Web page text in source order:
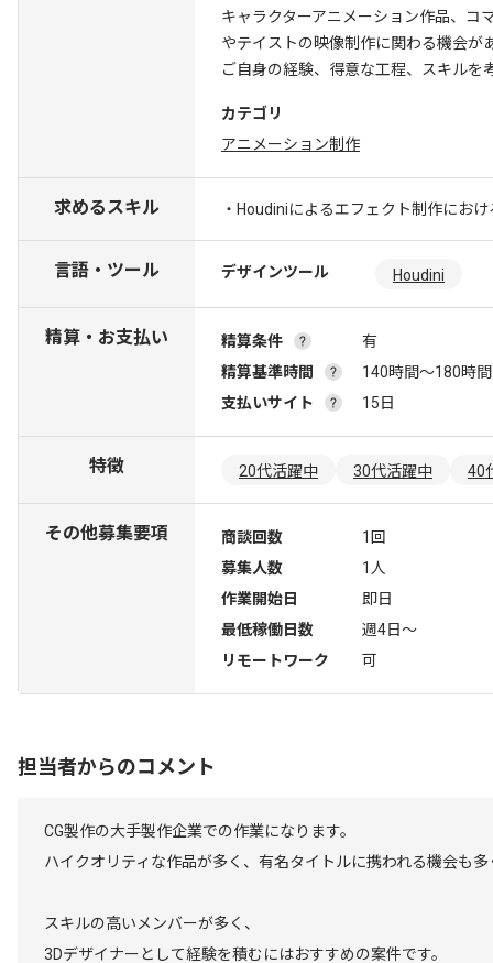
キャラクターアニメーション作品、コ
やテイストの映像制作に関わる機会が
ご自身の経験、得意な工程、スキルを
カテゴリ
アニメーション制作
求めるスキル ・Houdiniによるエフェクト制作にお
言語・ツール デザインツール Houdini
精算・お支払い 精算条件
有
精算基準時間
140時間〜180時間
支払いサイト
15日
特徴 20代活躍中 30代活躍中 40
その他募集要項 商談回数
1回
募集人数
1人
作業開始日
即日
最低稼働日数
週4日〜
リモートワーク
可
担当者からのコメント
CG製作の大手製作企業での作業になります。
ハイクオリティな作品が多く、有名タイトルに携われる機会も多
スキルの高いメンバーが多く、
3Dデザイナーとして経験を積むにはおすすめの案件です。